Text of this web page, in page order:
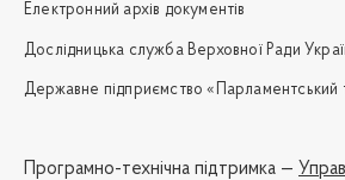
Електронний архів документів
Дослідницька служба Верховної Ради
Державне підприємство «Парламентський
Програмно-технічна підтримка —